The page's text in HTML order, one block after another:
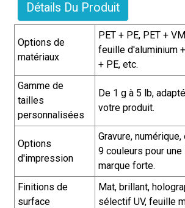
Détails Du Produit
Options de
matériaux
PET + PE, PET +
feuille d'aluminium
+ PE, etc.
Gamme de
tailles
personnalisées
De 1 g à 5 lb,
votre produit.
Options
d'impression
Gravure,
9 couleurs pour
marque forte.
Finitions de
surface
Mat, brillant,
sélectif UV, feuille